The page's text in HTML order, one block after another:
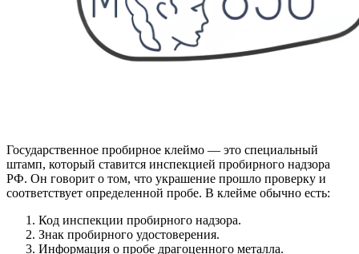
Государственное пробирное клеймо — это специальный
штамп, который ставится инспекцией пробирного надзора
РФ. Он говорит о том, что украшение прошло проверку и
соответствует определенной пробе. В клейме обычно есть:
Код инспекции пробирного надзора.
Знак пробирного удостоверения.
Информация о пробе драгоценного металла.